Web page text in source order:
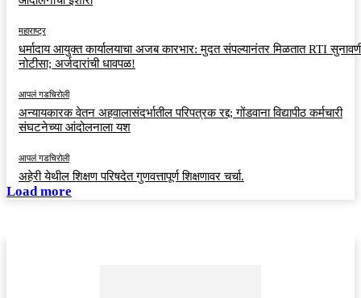
महाराष्ट्र
धर्मादाय आयुक्त कार्यालयाचा अजब कारभार: मुदत संपल्यानंतर मिळतात RTI
नोटीसा; अर्जदारांची धावपळ!
आपलं गडचिरोली
अन्यायकारक वेतन अहवालासंदर्भातील परिपत्रक रद्द; गोंडवाना विद्यापीठ कर्मचारी
संघटनेच्या आंदोलनाला यश
आपलं गडचिरोली
अहेरी येथील शिक्षण परिषदेत गुणवत्तापूर्ण शिक्षणावर चर्चा.
Load more